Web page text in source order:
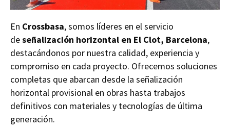
En Crossbasa, somos líderes en el servicio
deseñalización horizontal en El Clot, Barcelona,
destacándonos por nuestra calidad, experiencia y
compromiso en cada proyecto. Ofrecemos soluciones
completas que abarcan desde la señalización
horizontal provisional en obras hasta trabajos
definitivos con materiales y tecnologías de última
generación.